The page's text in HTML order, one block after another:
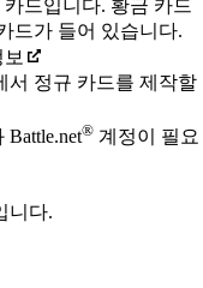
드입니다. 황금 카드
드가 들어 있습니다.
서 정규 카드를 제작할
® 계정이 필요
니다.